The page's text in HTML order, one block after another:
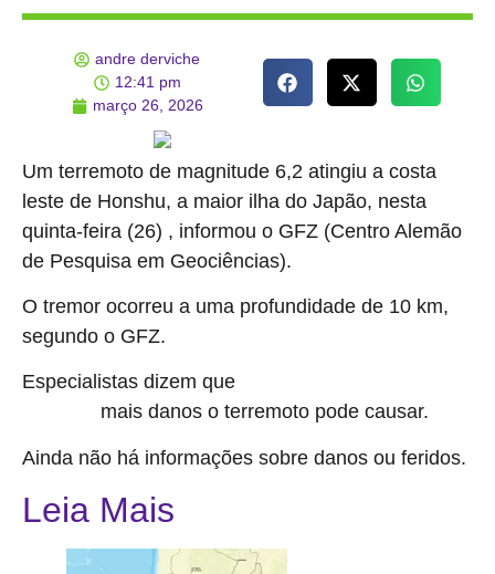
andre derviche
12:41 pm
março 26, 2026
Um terremoto de magnitude 6,2 atingiu a costa
leste de Honshu, a maior ilha do Japão, nesta
quinta-feira (26) , informou o GFZ (Centro Alemão
de Pesquisa em Geociências).
O tremor ocorreu a uma profundidade de 10 km,
segundo o GFZ.
Especialistas dizem que
mais danos o terremoto pode causar.
Ainda não há informações sobre danos ou feridos.
Leia Mais